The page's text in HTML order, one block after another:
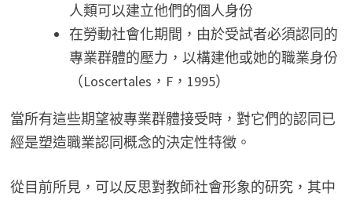
人類可以建立他們的個人身份
在勞動社會化期間，由於受試者必須認同的
專業群體的壓力，以構建他或她的職業身份
（Loscertales，F，1995）
當所有這些期望被專業群體接受時，對它們的認同已
經是塑造職業認同概念的決定性特徵。
從目前所見，可以反思對教師社會形象的研究，其中